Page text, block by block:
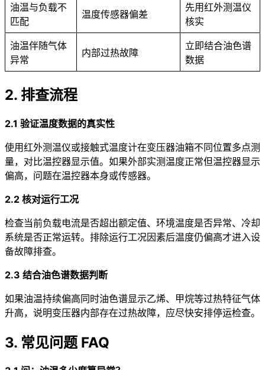
油温与负载不
匹配
温度传感器偏差
先用红外测温仪
核实
油温伴随气体
异常
内部过热故障
立即结合油色谱
数据
2. 排查流程
2.1 验证温度数据的真实性
使用红外测温仪或接触式温度计在变压器油箱不同位置多点测
量，对比温控器显示值。如果外部实测温度正常但温控器显示
偏高，问题在温控器本身或传感器。
2.2 核对运行工况
检查当前负载电流是否超出额定值、环境温度是否异常、冷却
系统是否正常运转。排除运行工况因素后温度仍偏高才进入设
备故障排查。
2.3 结合油色谱数据判断
如果油温持续偏高同时油色谱显示乙烯、甲烷等过热特征气体
升高，说明变压器内部存在过热故障，应尽快安排停运检查。
3. 常见问题 FAQ